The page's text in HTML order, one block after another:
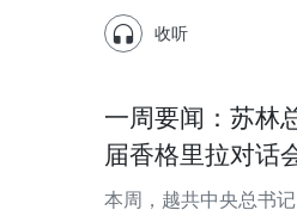
收听
一周要闻：苏林
届香格里拉对话
本周，越共中央总书